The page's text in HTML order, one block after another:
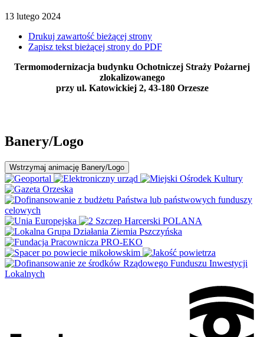
13 lutego 2024
Drukuj zawartość bieżącej strony
Zapisz tekst bieżącej strony do PDF
Termomodernizacja budynku Ochotniczej Straży Pożarnej
zlokalizowanego
przy ul. Katowickiej 2, 43-180 Orzesze
Banery/Logo
Wstrzymaj animację Banery/Logo